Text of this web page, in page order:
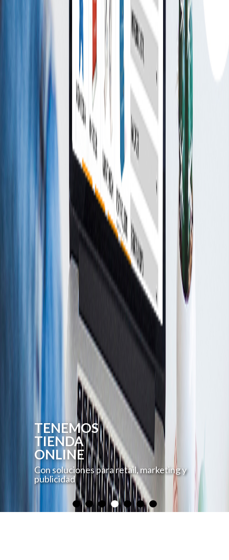
TENEMOS
TIENDA
ONLINE
Con soluciones para retail, marketing y
publicidad
PROYECTOS
ESPECIALES